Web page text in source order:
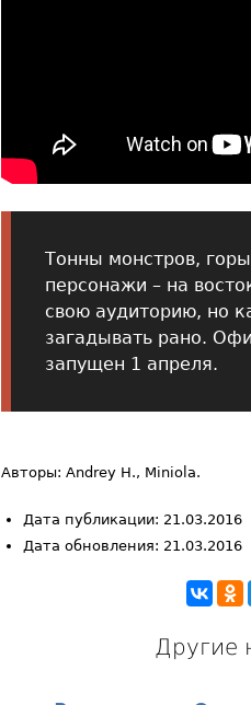
Тонны монстров,
персонажи – на
свою аудиторию, но
загадывать рано.
запущен 1 апреля.
Авторы: Andrey H., Miniola.
Дата публикации: 21.03.2016
Дата обновления: 21.03.2016
Другие